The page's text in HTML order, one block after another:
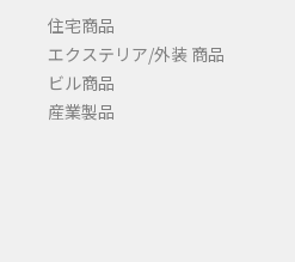
住宅商品
エクステリア/外装 商品
ビル商品
産業製品